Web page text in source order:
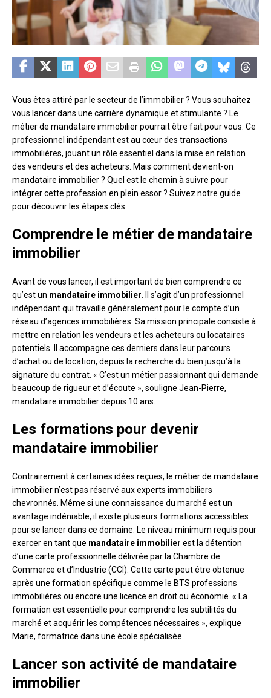
Vous êtes attiré par le secteur de l’immobilier ? Vous souhaitez
vous lancer dans une carrière dynamique et stimulante ? Le
métier de mandataire immobilier pourrait être fait pour vous. Ce
professionnel indépendant est au cœur des transactions
immobilières, jouant un rôle essentiel dans la mise en relation
des vendeurs et des acheteurs. Mais comment devient-on
mandataire immobilier ? Quel est le chemin à suivre pour
intégrer cette profession en plein essor ? Suivez notre guide
pour découvrir les étapes clés.
Comprendre le métier de mandataire
immobilier
Avant de vous lancer, il est important de bien comprendre ce
qu’est un mandataire immobilier . Il s’agit d’un professionnel
indépendant qui travaille généralement pour le compte d’un
réseau d’agences immobilières. Sa mission principale consiste à
mettre en relation les vendeurs et les acheteurs ou locataires
potentiels. Il accompagne ces derniers dans leur parcours
d’achat ou de location, depuis la recherche du bien jusqu’à la
signature du contrat. « C’est un métier passionnant qui demande
beaucoup de rigueur et d’écoute », souligne Jean-Pierre,
mandataire immobilier depuis 10 ans.
Les formations pour devenir
mandataire immobilier
Contrairement à certaines idées reçues, le métier de mandataire
immobilier n’est pas réservé aux experts immobiliers
chevronnés. Même si une connaissance du marché est un
avantage indéniable, il existe plusieurs formations accessibles
pour se lancer dans ce domaine. Le niveau minimum requis pour
exercer en tant que mandataire immobilier est la détention
d’une carte professionnelle délivrée par la Chambre de
Commerce et d’Industrie (CCI). Cette carte peut être obtenue
après une formation spécifique comme le BTS professions
immobilières ou encore une licence en droit ou économie. « La
formation est essentielle pour comprendre les subtilités du
marché et acquérir les compétences nécessaires », explique
Marie, formatrice dans une école spécialisée.
Lancer son activité de mandataire
immobilier